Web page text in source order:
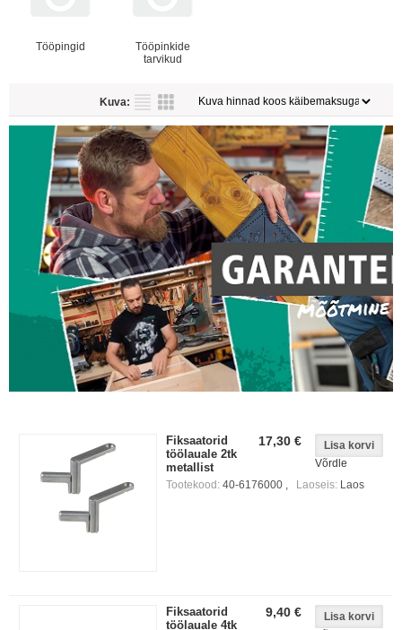
Tööpingid
Tööpinkide
tarvikud
Kuva:
Võrdle
17,30 €
Fiksaatorid
töölauale 2tk
metallist
Tootekood: 40-6176000 , Laoseis: Laos
9,40 €
Fiksaatorid
töölauale 4tk